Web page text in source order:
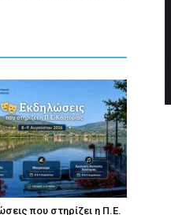
που στηρίζει η Π.Ε.